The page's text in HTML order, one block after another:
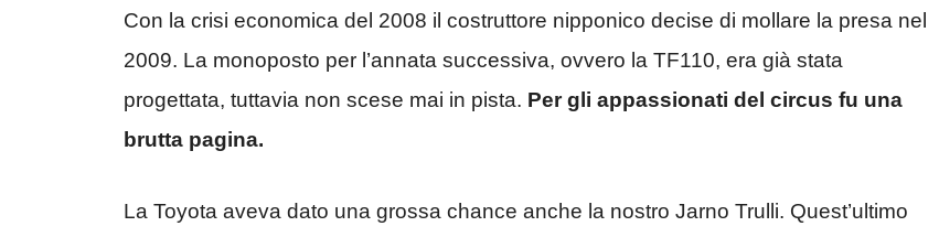
Con la crisi economica del 2008 il costruttore nipponico decise di mollare la presa nel
2009. La monoposto per l’annata successiva, ovvero la TF110, era già stata
progettata, tuttavia non scese mai in pista. Per gli appassionati del circus fu una
brutta pagina.
La Toyota aveva dato una grossa chance anche la nostro Jarno Trulli. Quest’ultimo